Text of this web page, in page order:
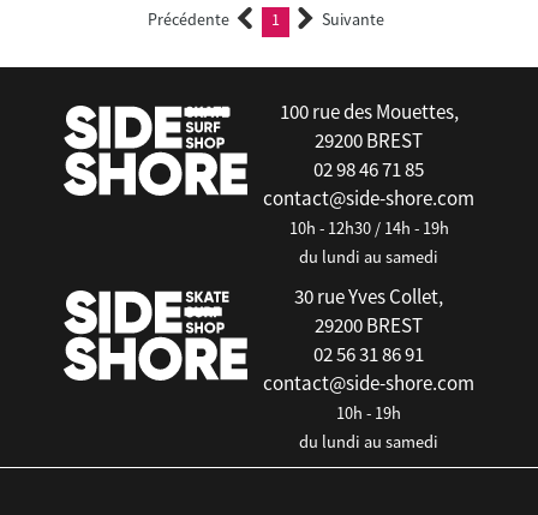
Précédente 1 (current)Suivante
100 rue des Mouettes,
29200 BREST
02 98 46 71 85
contact@side-shore.com
10h - 12h30 / 14h - 19h
du lundi au samedi
30 rue Yves Collet,
29200 BREST
02 56 31 86 91
contact@side-shore.com
10h - 19h
du lundi au samedi